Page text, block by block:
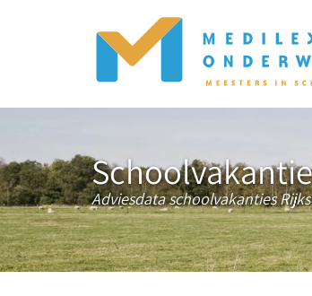
Adviesdata schoolvakanties